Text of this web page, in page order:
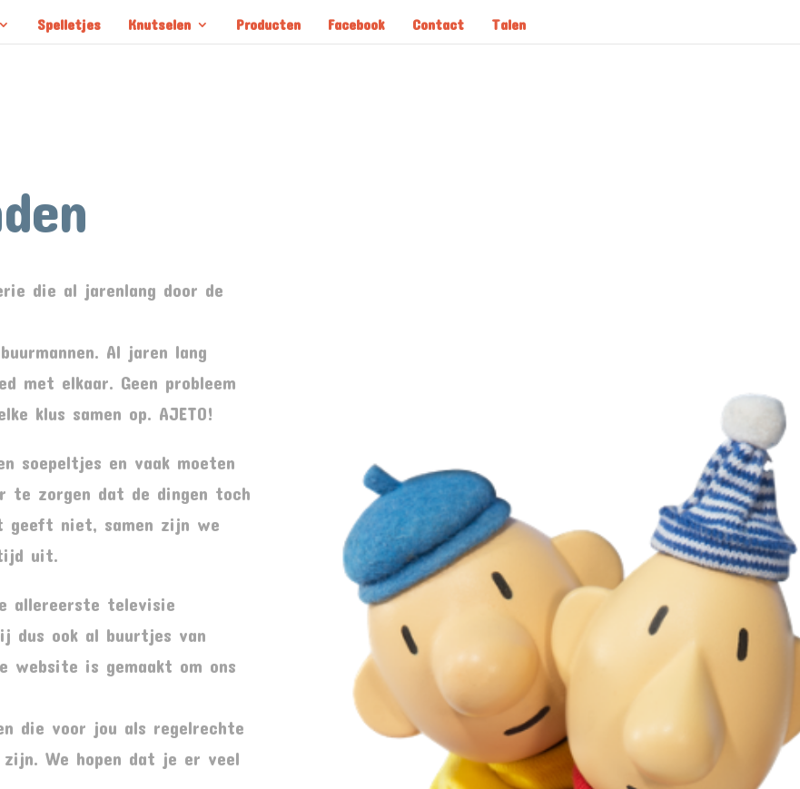
Spelletjes Knutselen Producten Facebook Contact Talen
die al jarenlang door de
Al jaren lang
met elkaar. Geen probleem
klus samen op. AJETO!
soepeltjes en vaak moeten
zorgen dat de dingen toch
geeft niet, samen zijn we
uit.
allereerste televisie
dus ook al buurtjes van
website is gemaakt om ons
die voor jou als regelrechte
zijn. We hopen dat je er veel